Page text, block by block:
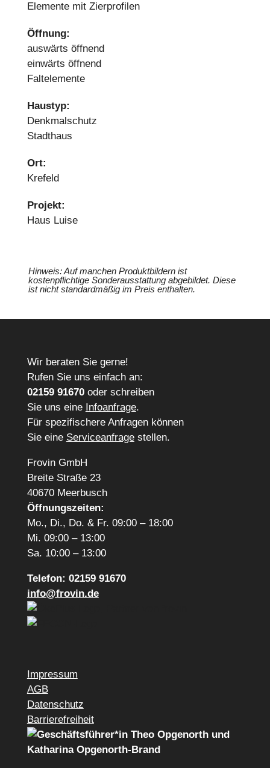
Elemente mit Zierprofilen
Öffnung:
auswärts öffnend
einwärts öffnend
Faltelemente
Haustyp:
Denkmalschutz
Stadthaus
Ort:
Krefeld
Projekt:
Haus Luise
Hinweis: Auf manchen Produktbildern ist
kostenpflichtige Sonderausstattung abgebildet. Diese
ist nicht standardmäßig im Preis enthalten.
Wir beraten Sie gerne!
Rufen Sie uns einfach an:
02159 91670 oder schreiben
Sie uns eine Infoanfrage.
Für spezifischere Anfragen können
Sie eine Serviceanfragestellen.
Frovin GmbH
Breite Straße 23
40670 Meerbusch
Öffnungszeiten:
Mo., Di., Do. & Fr. 09:00 – 18:00
Mi. 09:00 – 13:00
Sa. 10:00 – 13:00
Telefon: 02159 91670
info@frovin.de
Impressum
AGB
Datenschutz
Barrierefreiheit